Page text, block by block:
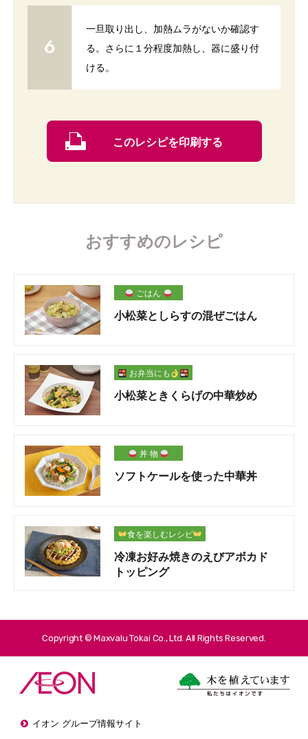
一旦取り出し、加熱ムラがないか確認す
る。さらに１分程度加熱し、器に盛り付
ける。
このレシピを印刷する
おすすめのレシピ
ごはん
小松菜としらすの混ぜごはん
お弁当にも
小松菜ときくらげの中華炒め
丼 物
ソフトケールを使った中華丼
食を楽しむレシピ
冷凍お好み焼きのえびアボカド
トッピング
Copyright © Maxvalu Tokai Co., Ltd. All Rights Reserved.
イオン グループ情報サイト